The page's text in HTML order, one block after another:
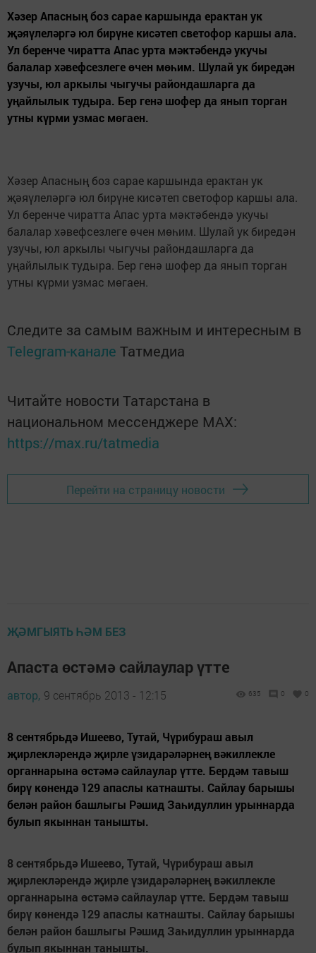
Хәзер Апасның боз сарае каршында ерактан ук
җәяүлеләргә юл бирүне кисәтеп светофор каршы ала.
Ул беренче чиратта Апас урта мәктәбендә укучы
балалар хәвефсезлеге өчен мөһим. Шулай ук биредән
узучы, юл аркылы чыгучы райондашларга да
уңайлылык тудыра. Бер генә шофер да янып торган
утны күрми узмас мөгаен.
Хәзер Апасның боз сарае каршында ерактан ук
җәяүлеләргә юл бирүне кисәтеп светофор каршы ала.
Ул беренче чиратта Апас урта мәктәбендә укучы
балалар хәвефсезлеге өчен мөһим. Шулай ук биредән
узучы, юл аркылы чыгучы райондашларга да
уңайлылык тудыра. Бер генә шофер да янып торган
утны күрми узмас мөгаен.
Следите за самым важным и интересным в
Telegram-канале Татмедиа
Читайте новости Татарстана в
национальном мессенджере MАХ:
https://max.ru/tatmedia
Перейти на страницу новости
ҖӘМГЫЯТЬ ҺӘМ БЕЗ
Апаста өстәмә сайлаулар үтте
автор, 9 сентябрь 2013 - 12:15 635 0 0
8 сентябрьдә Ишеево, Тутай, Чүрибураш авыл
җирлекләрендә җирле үзидарәләрнең вәкиллекле
органнарына өстәмә сайлаулар үтте. Бердәм тавыш
бирү көнендә 129 апаслы катнашты. Сайлау барышы
белән район башлыгы Рәшид Заһидуллин урыннарда
булып якыннан танышты.
8 сентябрьдә Ишеево, Тутай, Чүрибураш авыл
җирлекләрендә җирле үзидарәләрнең вәкиллекле
органнарына өстәмә сайлаулар үтте. Бердәм тавыш
бирү көнендә 129 апаслы катнашты. Сайлау барышы
белән район башлыгы Рәшид Заһидуллин урыннарда
булып якыннан танышты.